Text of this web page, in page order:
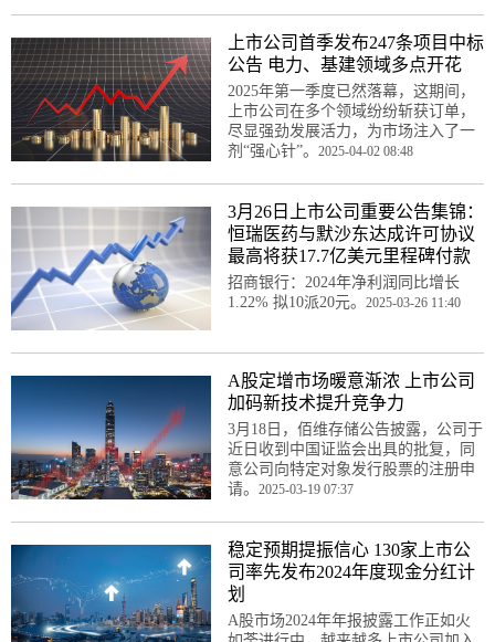
上市公司首季发布247条项目中标
公告 电力、基建领域多点开花
2025年第一季度已然落幕，这期间，
上市公司在多个领域纷纷斩获订单，
尽显强劲发展活力，为市场注入了一
剂“强心针”。 2025-04-02 08:48
3月26日上市公司重要公告集锦：
恒瑞医药与默沙东达成许可协议
最高将获17.7亿美元里程碑付款
招商银行：2024年净利润同比增长
1.22% 拟10派20元。 2025-03-26 11:40
A股定增市场暖意渐浓 上市公司
加码新技术提升竞争力
3月18日，佰维存储公告披露，公司于
近日收到中国证监会出具的批复，同
意公司向特定对象发行股票的注册申
请。 2025-03-19 07:37
稳定预期提振信心 130家上市公
司率先发布2024年度现金分红计
划
A股市场2024年年报披露工作正如火